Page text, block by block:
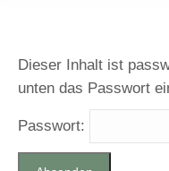
Dieser Inhalt ist
unten das Passwort
Passwort: